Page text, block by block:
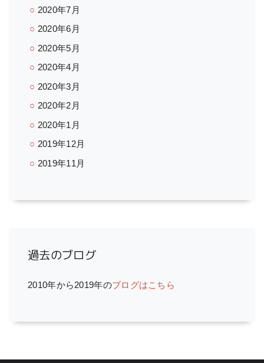
2020年7月
2020年6月
2020年5月
2020年4月
2020年3月
2020年2月
2020年1月
2019年12月
2019年11月
過去のブログ
2010年から2019年のブログはこちら